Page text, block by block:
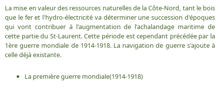
La mise en valeur des ressources naturelles de la Côte-Nord, tant le bois
que le fer et l'hydro-électricité va déterminer une succession d'époques
qui vont contribuer à l'augmentation de l'achalandage maritime de
cette partie du St-Laurent. Cette période est cependant précédée par la
1ère guerre mondiale de 1914-1918. La navigation de guerre s'ajoute à
celle déjà existante.
La première guerre mondiale(1914-1918)